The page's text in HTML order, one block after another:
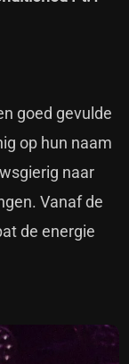
goed gevulde
op hun naam
naar
Vanaf de
de energie